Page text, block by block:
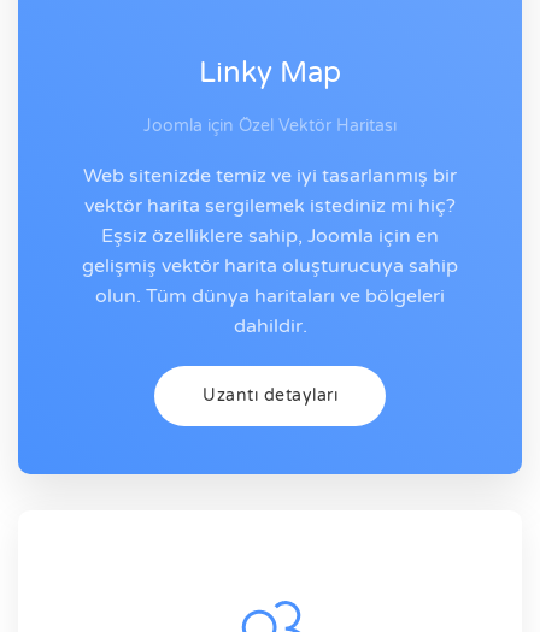
Linky Map
Joomla için Özel Vektör Haritası
Web sitenizde temiz ve iyi tasarlanmış bir
vektör harita sergilemek istediniz mi hiç?
Eşsiz özelliklere sahip, Joomla için en
gelişmiş vektör harita oluşturucuya sahip
olun. Tüm dünya haritaları ve bölgeleri
dahildir.
Uzantı detayları